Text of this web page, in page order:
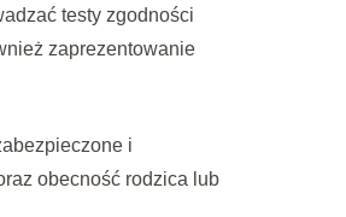
testy zgodności
zaprezentowanie
i
obecność rodzica lub